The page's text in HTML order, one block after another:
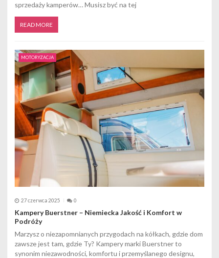
sprzedaży kamperów… Musisz być na tej
READ MORE
MOTORYZACJA
27 czerwca 2025 0
Kampery Buerstner – Niemiecka Jakość i Komfort w
Podróży
Marzysz o niezapomnianych przygodach na kółkach, gdzie dom
zawsze jest tam, gdzie Ty? Kampery marki Buerstner to
synonim niezawodności, komfortu i przemyślanego designu,